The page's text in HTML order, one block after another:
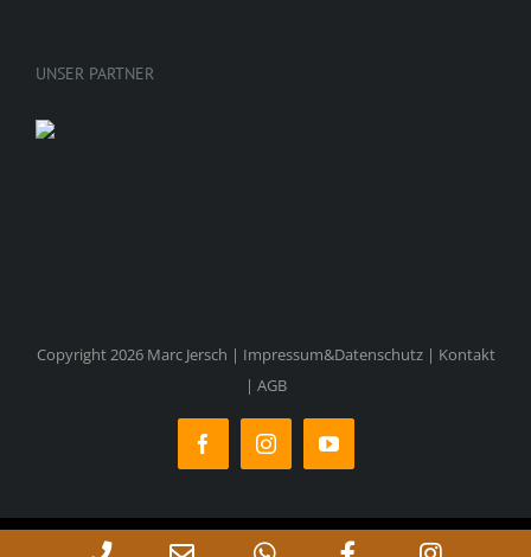
UNSER PARTNER
Copyright 2026 Marc Jersch | Impressum&Datenschutz| Kontakt
| AGB
FacebookInstagramYouTube